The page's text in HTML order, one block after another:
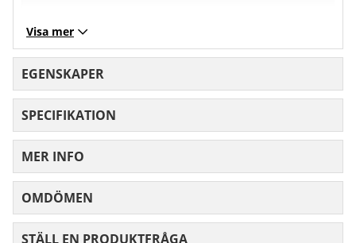
Bröst 101 107 113 119
Midja 71 77 83 89
Höft
Mått angivna i cm.
Visa mer
EGENSKAPER
SPECIFIKATION
MER INFO
OMDÖMEN
STÄLL EN PRODUKTFRÅGA